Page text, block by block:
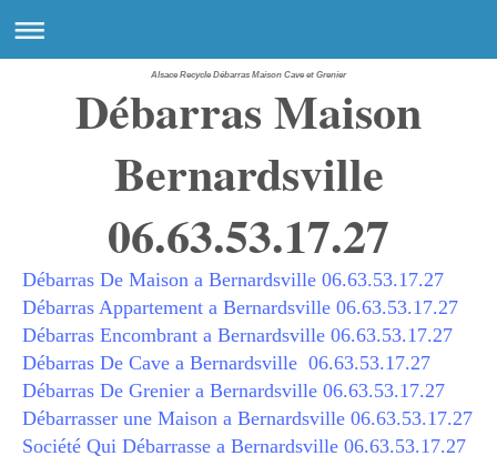
Alsace Recycle Débarras Maison Cave et Grenier
Débarras Maison
Bernardsville
06.63.53.17.27
Débarras De Maison a Bernardsville 06.63.53.17.27
Débarras Appartement a Bernardsville 06.63.53.17.27
Débarras Encombrant a Bernardsville 06.63.53.17.27
Débarras De Cave a Bernardsville 06.63.53.17.27
Débarras De Grenier a Bernardsville 06.63.53.17.27
Débarrasser une Maison a Bernardsville 06.63.53.17.27
Société Qui Débarrasse a Bernardsville 06.63.53.17.27